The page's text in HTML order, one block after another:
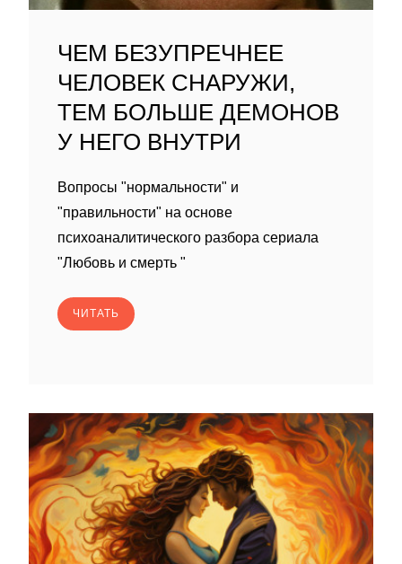
ЧЕМ БЕЗУПРЕЧНЕЕ
ЧЕЛОВЕК СНАРУЖИ,
ТЕМ БОЛЬШЕ ДЕМОНОВ
У НЕГО ВНУТРИ
Вопросы "нормальности" и
"правильности" на основе
психоаналитического разбора сериала
"Любовь и смерть "
ЧИТАТЬ